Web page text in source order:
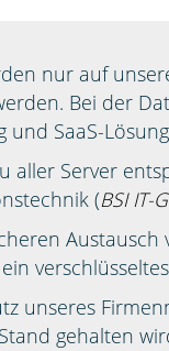
nur auf
Bei der
und SaaS-
aller Server
(BSI IT-
unseres
gehalten